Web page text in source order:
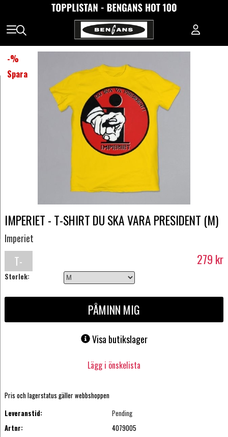
-%
Spara
IMPERIET - T-SHIRT DU SKA VARA PRESIDENT (M)
Imperiet
T-
shirt
279 kr
Storlek:
PÅMINN MIG
Visa butikslager
Lägg i önskelista
Pris och lagerstatus gäller webbshoppen
Leveranstid:
Pending
Artnr:
4079005